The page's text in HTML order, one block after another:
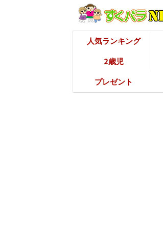
人気ランキング
2歳児
プレゼント